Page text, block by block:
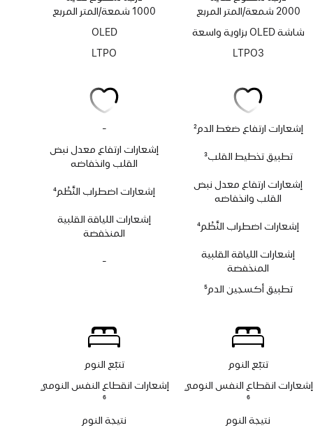
2000 شمعة/المتر المربع
شاشة OLED بزاوية واسعة
LTPO3
إشعارات ارتفاع ضغط الدم2
تطبيق تخطيط القلب3
إشعارات ارتفاع معدل نبض
القلب وانخفاضه
إشعارات اضطراب النَّظْم4
إشعارات اللياقة القلبية
المنخفضة
تطبيق أكسجين الدم5
تتبّع النوم
إشعارات انقطاع النفس النومي
6
نتيجة النوم
1000 شمعة/المتر المربع
OLED
LTPO
-
تطبيق
تخطيط
إشعارات ارتفاع معدل نبض
القلب وانخفاضه
إشعارات اضطراب النَّظْم4
إشعارات اللياقة القلبية
المنخفضة
-
تتبّع النوم
إشعارات انقطاع النفس النومي
6
نتيجة النوم